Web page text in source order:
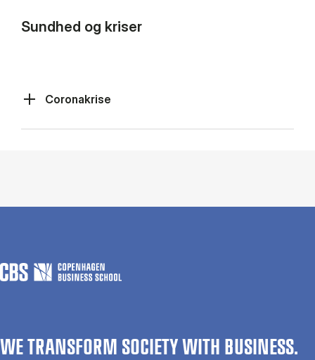
Sundhed og kriser
Coronakrise
WE TRANSFORM SOCIETY WITH BUSINESS.